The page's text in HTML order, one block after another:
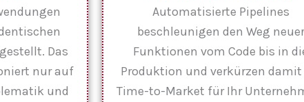
Das
nur auf
und
Automatisierte Pipelines
beschleunigen den Weg neuer
Funktionen vom Code bis in
Produktion und verkürzen damit
Time-to-Market für Ihr